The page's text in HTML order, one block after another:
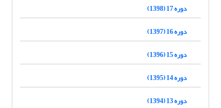
دوره 17 (1398)
دوره 16 (1397)
دوره 15 (1396)
دوره 14 (1395)
دوره 13 (1394)